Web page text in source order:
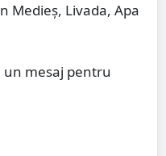
Medieș, Livada, Apa
un mesaj pentru